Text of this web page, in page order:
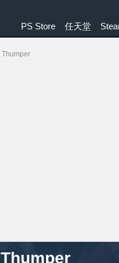
PS Store 任天堂
Thumper
Thumper